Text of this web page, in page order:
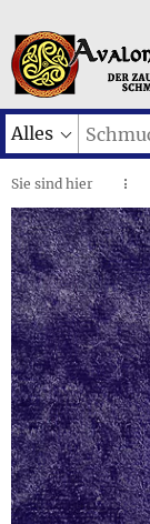
Alles
Sie sind hier ◌